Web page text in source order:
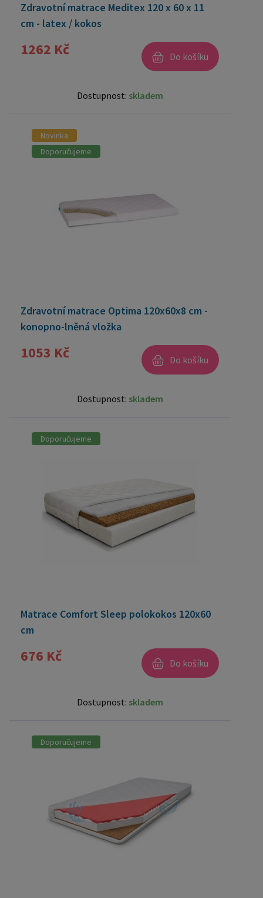
Zdravotní matrace Meditex 120 x 60 x 11
cm - latex / kokos
1262 Kč Do košíku
Dostupnost: skladem
Novinka
Doporučujeme
Zdravotní matrace Optima 120x60x8 cm -
konopno-lněná vložka
1053 Kč Do košíku
Dostupnost: skladem
Doporučujeme
Matrace Comfort Sleep polokokos 120x60
cm
676 Kč Do košíku
Dostupnost: skladem
Doporučujeme